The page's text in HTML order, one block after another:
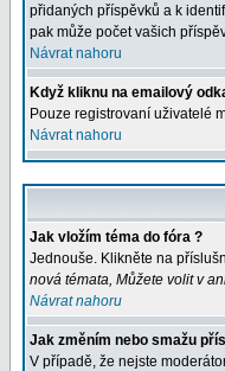
přidaných příspěvků a k
pak může počet vašich
Návrat nahoru
Když kliknu na emailový
Pouze registrovaní uživatelé
Návrat nahoru
Jak vložím téma do fóra ?
Jednouše. Klikněte na
nová témata, Můžete volit v
Návrat nahoru
Jak změním nebo smažu
V případě, že nejste